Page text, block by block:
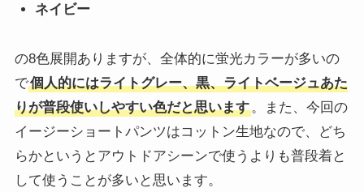
ネイビー
の8色展開ありますが、全体的に蛍光カラーが多いの
で個人的にはライトグレー、黒、ライトベージュあた
りが普段使いしやすい色だと思います。また、今回の
イージーショートパンツはコットン生地なので、どち
らかというとアウトドアシーンで使うよりも普段着と
して使うことが多いと思います。